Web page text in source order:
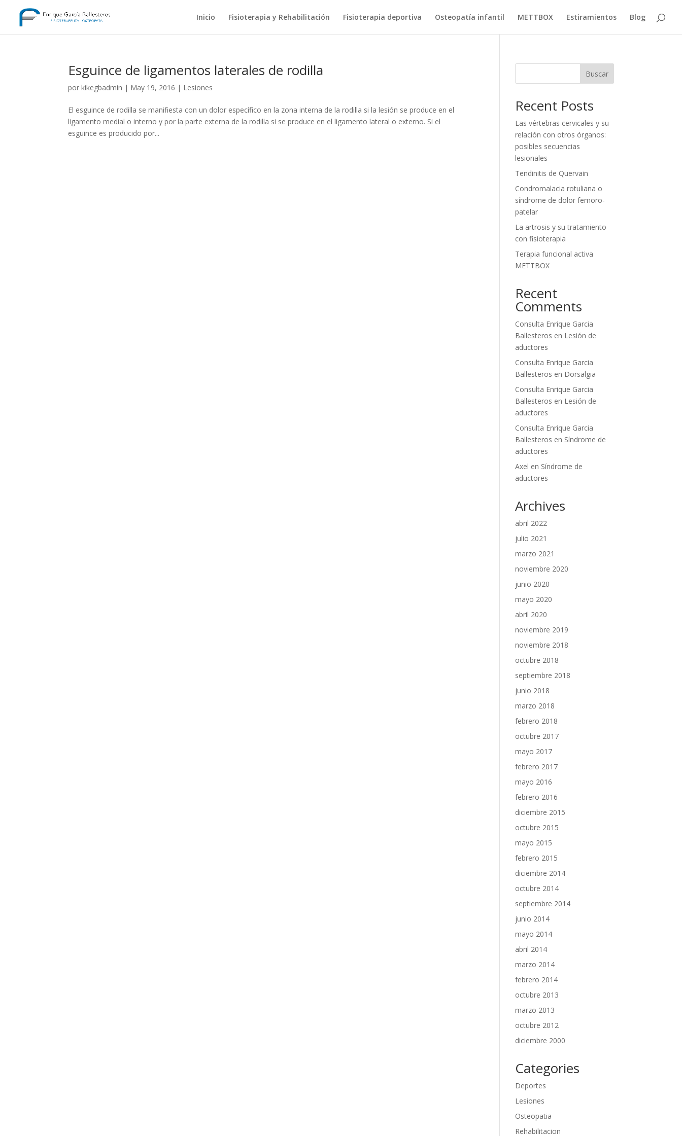
Inicio Fisioterapia y Rehabilitación Fisioterapia deportiva Osteopatía infantil METTBOX Estiramientos Blog
Esguince de ligamentos laterales de rodilla
porkikegbadmin | May 19, 2016 | Lesiones
El esguince de rodilla se manifiesta con un dolor específico en la zona interna de la rodilla si la lesión se produce en el
ligamento medial o interno y por la parte externa de la rodilla si se produce en el ligamento lateral o externo. Si el
esguince es producido por...
Buscar
Recent Posts
Las vértebras cervicales y su
relación con otros órganos:
posibles secuencias
lesionales
Tendinitis de Quervain
Condromalacia rotuliana o
síndrome de dolor femoro-
patelar
La artrosis y su tratamiento
con fisioterapia
Terapia funcional activa
METTBOX
Recent
Comments
Consulta Enrique Garcia
Ballesteros en Lesión de
aductores
Consulta Enrique Garcia
Ballesteros en Dorsalgia
Consulta Enrique Garcia
Ballesteros en Lesión de
aductores
Consulta Enrique Garcia
Ballesteros en Síndrome de
aductores
Axel en Síndrome de
aductores
Archives
abril 2022
julio 2021
marzo 2021
noviembre 2020
junio 2020
mayo 2020
abril 2020
noviembre 2019
noviembre 2018
octubre 2018
septiembre 2018
junio 2018
marzo 2018
febrero 2018
octubre 2017
mayo 2017
febrero 2017
mayo 2016
febrero 2016
diciembre 2015
octubre 2015
mayo 2015
febrero 2015
diciembre 2014
octubre 2014
septiembre 2014
junio 2014
mayo 2014
abril 2014
marzo 2014
febrero 2014
octubre 2013
marzo 2013
octubre 2012
diciembre 2000
Categories
Deportes
Lesiones
Osteopatia
Rehabilitacion